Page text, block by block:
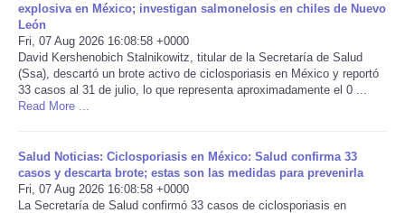
NOTICIAS
Portada de Noticias
America Latina
Ciencia
Deportes
explosiva en México; investigan salmonelosis en chiles de Nuevo
León
Fri, 07 Aug 2026 16:08:58 +0000
David Kershenobich Stalnikowitz, titular de la Secretaría de Salud
(Ssa), descartó un brote activo de ciclosporiasis en México y reportó
33 casos al 31 de julio, lo que representa aproximadamente el 0 ...
Read More ...
Salud Noticias: Ciclosporiasis en México: Salud confirma 33
casos y descarta brote; estas son las medidas para prevenirla
Fri, 07 Aug 2026 16:08:58 +0000
La Secretaría de Salud confirmó 33 casos de ciclosporiasis en